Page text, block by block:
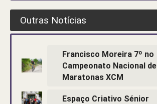
Outras Notícias
Francisco Moreira 7º no
Campeonato Nacional de
Maratonas XCM
Espaço Criativo Sénior